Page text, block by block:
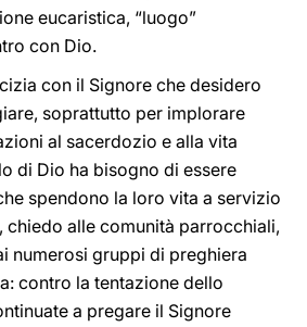
eucaristica, “luogo”
con Dio.
con il Signore che desidero
soprattutto per implorare
al sacerdozio e alla vita
di Dio ha bisogno di essere
spendono la loro vita a servizio
chiedo alle comunità parrocchiali,
numerosi gruppi di preghiera
contro la tentazione dello
a pregare il Signore